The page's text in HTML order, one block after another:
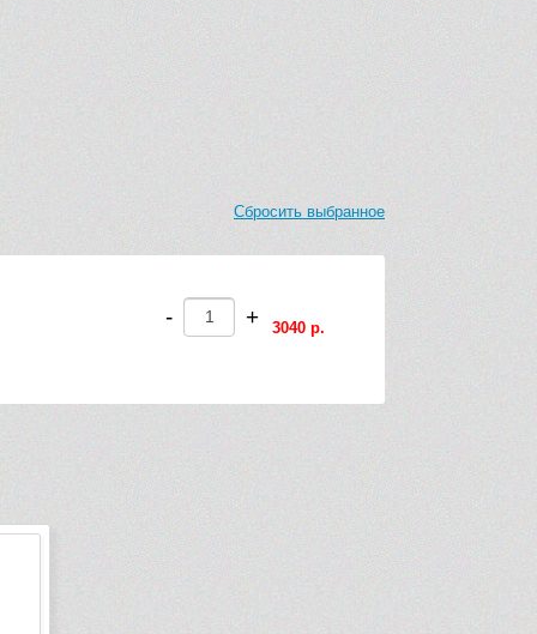
Сбросить выбранное
- + 3040 р.